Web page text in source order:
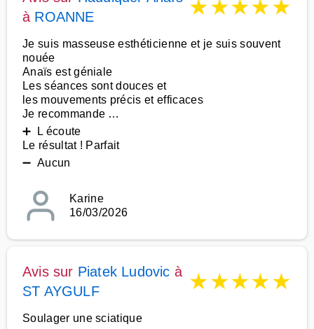
à ROANNE ★★★★★
Je suis masseuse esthéticienne et je suis souvent
nouée
Anaïs est géniale
Les séances sont douces et
les mouvements précis et efficaces
Je recommande …
➕ L écoute
Le résultat ! Parfait
➖ Aucun
Karine
16/03/2026
Avis sur Piatek Ludovic à
ST AYGULF
★★★★★
Soulager une sciatique